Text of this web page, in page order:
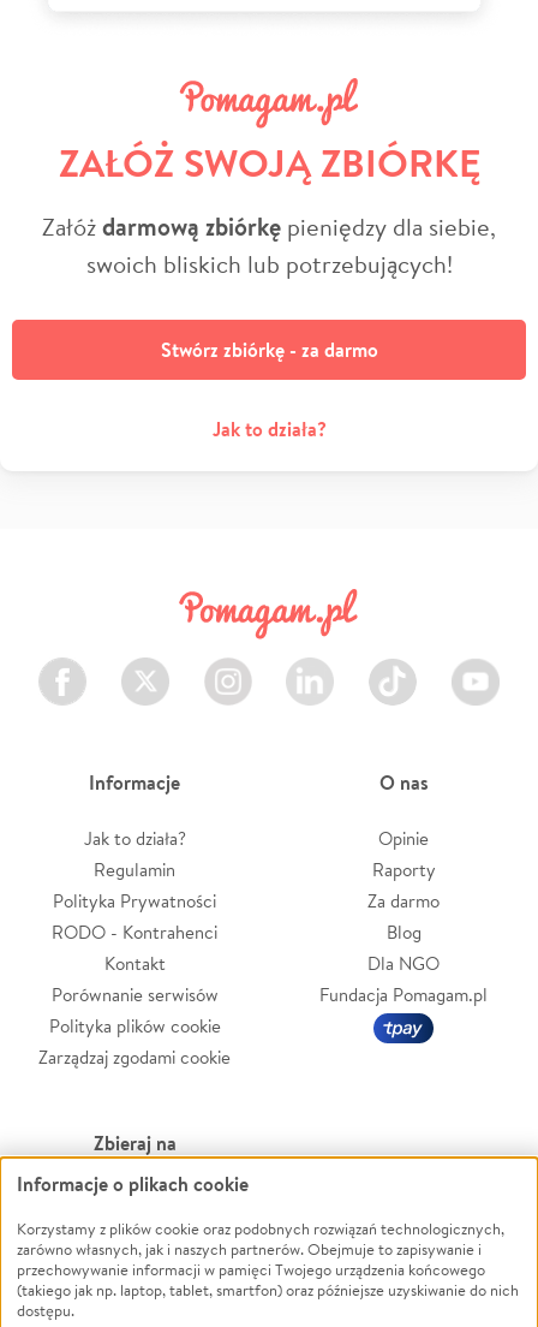
ZAŁÓŻ SWOJĄ ZBIÓRKĘ
Załóżdarmową zbiórkę pieniędzy dla siebie,
swoich bliskich lub potrzebujących!
Stwórz zbiórkę - za darmo
Jak to działa?
Facebook Twitter Instagram LinkedIn TikTok Youtube
Informacje
Jak to działa?
Regulamin
Polityka Prywatności
RODO - Kontrahenci
Kontakt
Porównanie serwisów
Polityka plików cookie
Zarządzaj zgodami cookie
O nas
Opinie
Raporty
Za darmo
Blog
Dla NGO
Fundacja Pomagam.pl
Zbieraj na
Leczenie
Zwierzęta
Pożar
Ukraina
Powódź
Wichura
NGO
Informacje o plikach cookie
Korzystamy z plików cookie oraz podobnych rozwiązań technologicznych,
zarówno własnych, jak i naszych partnerów. Obejmuje to zapisywanie i
przechowywanie informacji w pamięci Twojego urządzenia końcowego
(takiego jak np. laptop, tablet, smartfon) oraz późniejsze uzyskiwanie do nich
dostępu.